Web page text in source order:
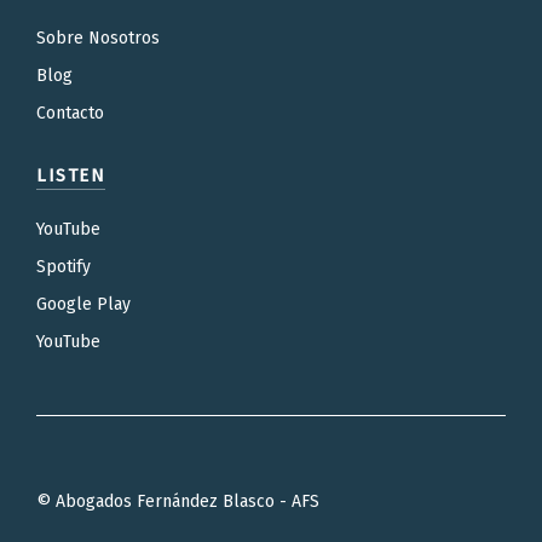
Sobre Nosotros
Blog
Contacto
LISTEN
YouTube
Spotify
Google Play
YouTube
© Abogados Fernández Blasco - AFS